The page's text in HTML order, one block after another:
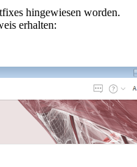
hingewiesen worden.
erhalten: